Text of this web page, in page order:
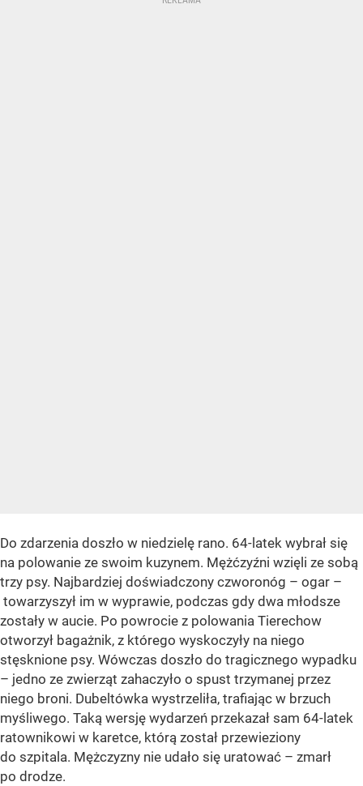
Do zdarzenia doszło w niedzielę rano. 64-latek wybrał się
na polowanie ze swoim kuzynem. Mężćzyźni wzięli ze sobą
trzy psy. Najbardziej doświadczony czworonóg – ogar –
towarzyszył im w wyprawie, podczas gdy dwa młodsze
zostały w aucie. Po powrocie z polowania Tierechow
otworzył bagażnik, z którego wyskoczyły na niego
stęsknione psy. Wówczas doszło do tragicznego wypadku
– jedno ze zwierząt zahaczyło o spust trzymanej przez
niego broni. Dubeltówka wystrzeliła, trafiając w brzuch
myśliwego. Taką wersję wydarzeń przekazał sam 64-latek
ratownikowi w karetce, którą został przewieziony
do szpitala. Mężczyzny nie udało się uratować – zmarł
po drodze.